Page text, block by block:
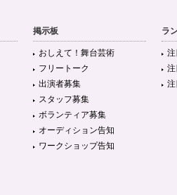
掲示板
おしえて！舞台芸術
フリートーク
出演者募集
スタッフ募集
ボランティア募集
オーディション告知
ワークショップ告知
ラ
注